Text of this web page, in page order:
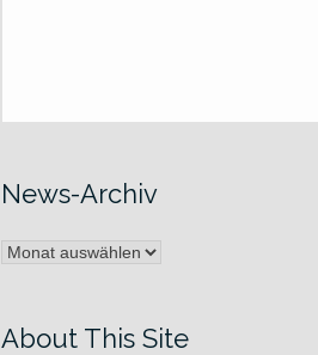
News-Archiv
News-
About This Site